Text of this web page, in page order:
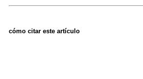
cómo citar este artículo